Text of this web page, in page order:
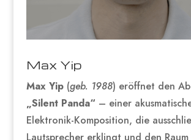
Max Yip
Max Yip(geb. 1988) eröffnet den
„Silent Panda“ – einer
Elektronik-Komposition, die